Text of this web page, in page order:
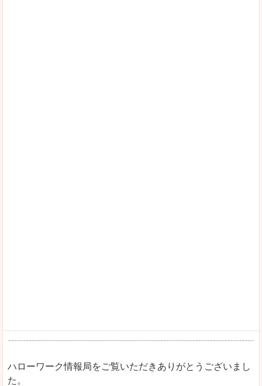
ハローワーク情報局をご覧いただきありがとうございまし
た。